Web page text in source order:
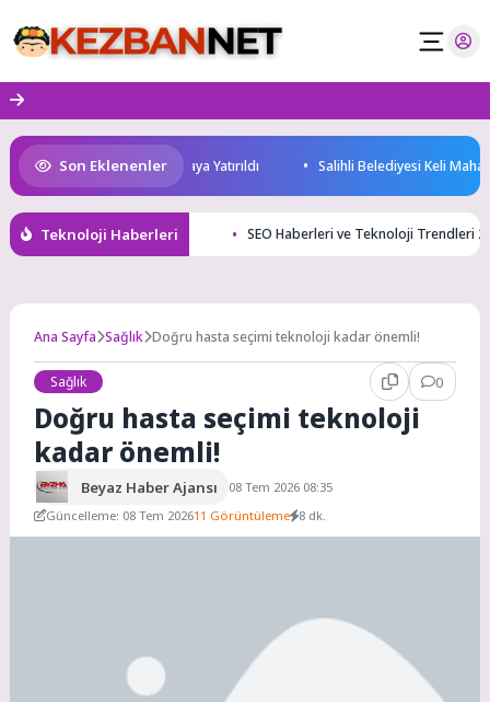
to
content
Son Eklenenler
Yatırım Potansiyeli Masaya Yatırıldı Salihli Belediyesi Keli
Teknoloji Haberleri SEO Haberleri ve Teknoloji Trendleri
Ana Sayfa Sağlık Doğru hasta seçimi teknoloji kadar önemli!
Sağlık 0
Doğru hasta seçimi teknoloji
kadar önemli!
Beyaz Haber Ajansı
08 Tem 2026 08:35
Güncelleme: 08 Tem 202611 Görüntüleme 8 dk.